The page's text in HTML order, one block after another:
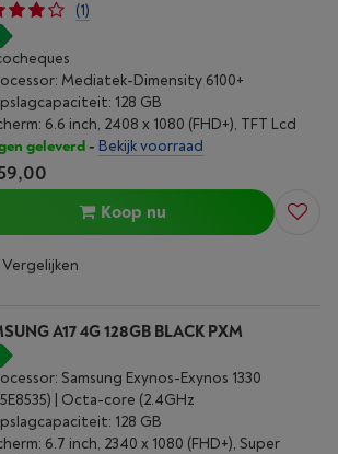
(1)
Mediatek-Dimensity 6100+
128 GB
6.6 inch, 2408 x 1080 (FHD+), TFT Lcd
geleverd- Bekijk voorraad
Koop nu
Vergelijken
A17 4G 128GB BLACK PXM
Samsung Exynos-Exynos 1330
| Octa-core (2.4GHz
128 GB
6.7 inch, 2340 x 1080 (FHD+), Super